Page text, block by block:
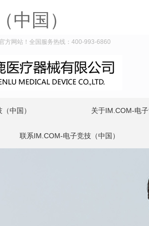
中国）
方网站！全国服务热线：400-993-6860
中国） 关于IM.COM-电子
联系IM.COM-电子竞技（中国）